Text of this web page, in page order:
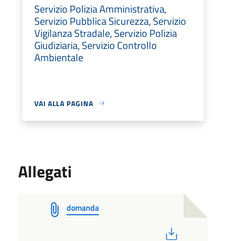
Servizio Polizia Amministrativa,
Servizio Pubblica Sicurezza, Servizio
Vigilanza Stradale, Servizio Polizia
Giudiziaria, Servizio Controllo
Ambientale
VAI ALLA PAGINA
Allegati
domanda